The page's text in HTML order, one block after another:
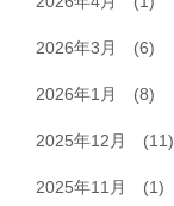
2026年3月 (6)
2026年1月 (8)
2025年12月 (11)
2025年11月 (1)